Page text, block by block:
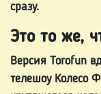
сразу.
Это то же,
Версия Torofun
телешоу Колесо